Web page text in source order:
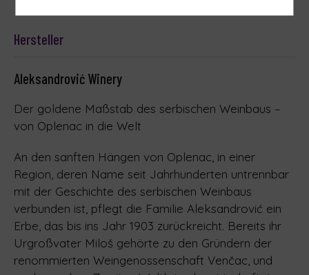
Hersteller
Aleksandrović Winery
Der goldene Maßstab des serbischen Weinbaus –
von Oplenac in die Welt
An den sanften Hängen von Oplenac, in einer
Region, deren Name seit Jahrhunderten untrennbar
mit der Geschichte des serbischen Weinbaus
verbunden ist, pflegt die Familie Aleksandrović ein
Erbe, das bis ins Jahr 1903 zurückreicht. Bereits ihr
Urgroßvater Miloš gehörte zu den Gründern der
renommierten Weingenossenschaft Venčac, und